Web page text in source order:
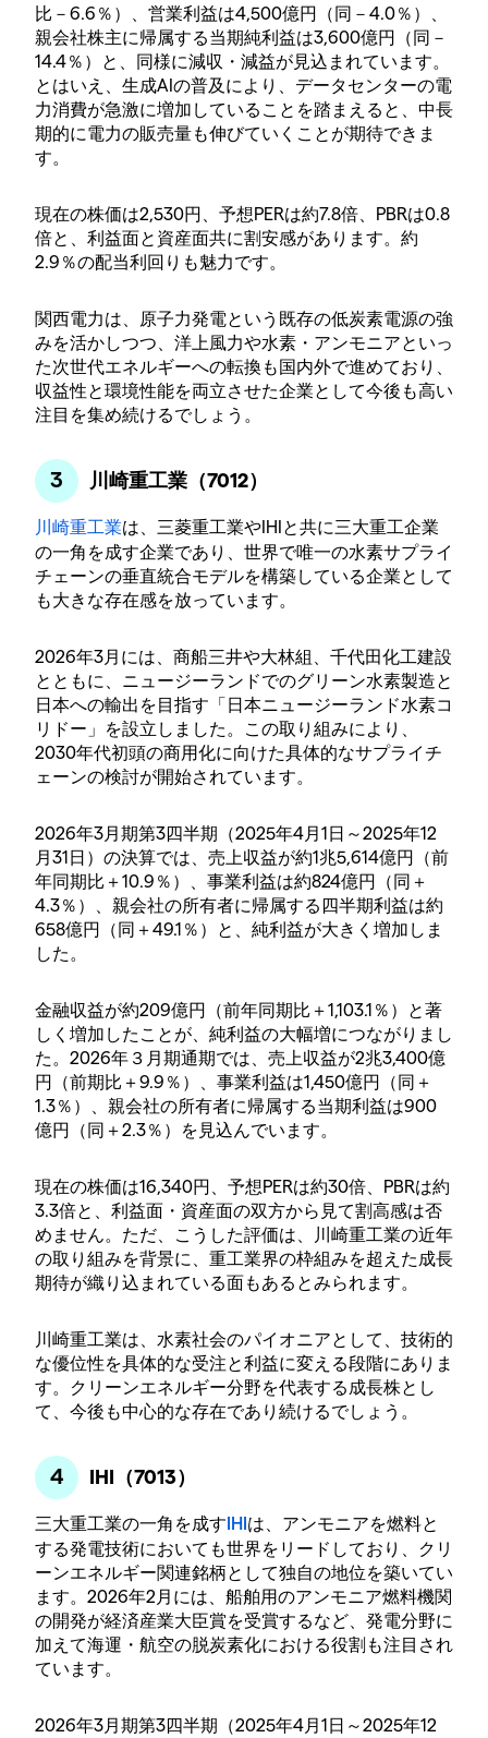
比－6.6％）、営業利益は4,500億円（同－4.0％）、
親会社株主に帰属する当期純利益は3,600億円（同－
14.4％）と、同様に減収・減益が見込まれています。
とはいえ、生成AIの普及により、データセンターの電
力消費が急激に増加していることを踏まえると、中長
期的に電力の販売量も伸びていくことが期待できま
す。
現在の株価は2,530円、予想PERは約7.8倍、PBRは0.8
倍と、利益面と資産面共に割安感があります。約
2.9％の配当利回りも魅力です。
関西電力は、原子力発電という既存の低炭素電源の強
みを活かしつつ、洋上風力や水素・アンモニアといっ
た次世代エネルギーへの転換も国内外で進めており、
収益性と環境性能を両立させた企業として今後も高い
注目を集め続けるでしょう。
川崎重工業（7012）
川崎重工業は、三菱重工業やIHIと共に三大重工企業
の一角を成す企業であり、世界で唯一の水素サプライ
チェーンの垂直統合モデルを構築している企業として
も大きな存在感を放っています。
2026年3月には、商船三井や大林組、千代田化工建設
とともに、ニュージーランドでのグリーン水素製造と
日本への輸出を目指す「日本ニュージーランド水素コ
リドー」を設立しました。この取り組みにより、
2030年代初頭の商用化に向けた具体的なサプライチ
ェーンの検討が開始されています。
2026年3月期第3四半期（2025年4月1日～2025年12
月31日）の決算では、売上収益が約1兆5,614億円（前
年同期比＋10.9％）、事業利益は約824億円（同＋
4.3％）、親会社の所有者に帰属する四半期利益は約
658億円（同＋49.1％）と、純利益が大きく増加しま
した。
金融収益が約209億円（前年同期比＋1,103.1％）と著
しく増加したことが、純利益の大幅増につながりまし
た。2026年３月期通期では、売上収益が2兆3,400億
円（前期比＋9.9％）、事業利益は1,450億円（同＋
1.3％）、親会社の所有者に帰属する当期利益は900
億円（同＋2.3％）を見込んでいます。
現在の株価は16,340円、予想PERは約30倍、PBRは約
3.3倍と、利益面・資産面の双方から見て割高感は否
めません。ただ、こうした評価は、川崎重工業の近年
の取り組みを背景に、重工業界の枠組みを超えた成長
期待が織り込まれている面もあるとみられます。
川崎重工業は、水素社会のパイオニアとして、技術的
な優位性を具体的な受注と利益に変える段階にありま
す。クリーンエネルギー分野を代表する成長株とし
て、今後も中心的な存在であり続けるでしょう。
IHI（7013）
三大重工業の一角を成すIHIは、アンモニアを燃料と
する発電技術においても世界をリードしており、クリ
ーンエネルギー関連銘柄として独自の地位を築いてい
ます。2026年2月には、船舶用のアンモニア燃料機関
の開発が経済産業大臣賞を受賞するなど、発電分野に
加えて海運・航空の脱炭素化における役割も注目され
ています。
2026年3月期第3四半期（2025年4月1日～2025年12